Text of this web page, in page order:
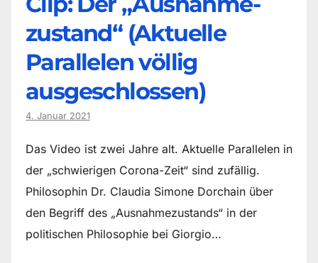
zustand“ (Aktuelle
Parallelen völlig
ausgeschlossen)
4. Januar 2021
Das Video ist zwei Jahre alt. Aktuelle Parallelen in
der „schwierigen Corona-Zeit“ sind zufällig.
Philosophin Dr. Claudia Simone Dorchain über
den Begriff des „Ausnahmezustands“ in der
politischen Philosophie bei Giorgio…